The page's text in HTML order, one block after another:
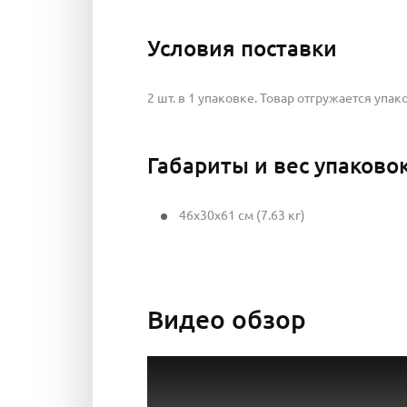
Условия поставки
2 шт. в 1 упаковке. Товар отгружается
Габариты и вес
46x30x61 см (7.63 кг)
Видео обзор